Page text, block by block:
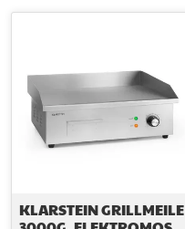
KLARSTEIN GRILLMEILE